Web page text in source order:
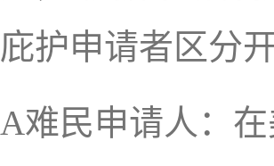
庇护申请者区分
A难民申请人：